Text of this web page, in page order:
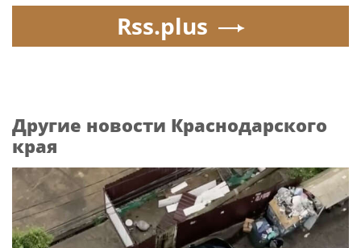
Rss.plus
Другие новости Краснодарского
края